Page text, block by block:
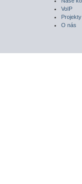
VoIP
Projekty
O nás